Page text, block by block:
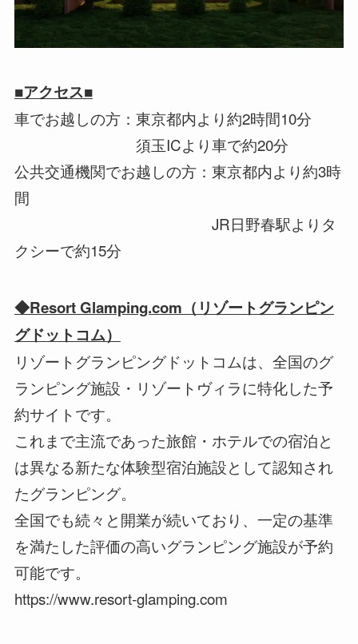
■アクセス■
車でお越しの方：東京都内より約2時間10分
須玉ICより車で約20分
公共交通機関でお越しの方：東京都内より約3時
間
JR日野春駅よりタ
クシーで約15分
◆Resort Glamping.com（リゾートグランピン
グドットコム）
リゾートグランピングドットコムは、全国のグ
ランピング施設・リゾートヴィラに特化した予
約サイトです。
これまで主流であった旅館・ホテルでの宿泊と
は異なる新たな体験型宿泊施設として認知され
たグランピング。
全国でも続々と開業が続いており、一定の基準
を満たした評価の高いグランピング施設が予約
可能です。
https://www.resort-glamping.com